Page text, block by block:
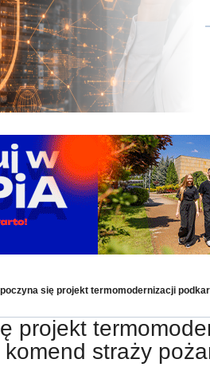
się projekt termomodernizacji
projekt
straży